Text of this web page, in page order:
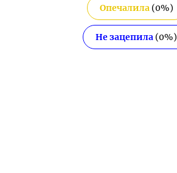
Опечалила(0%)
Не зацепила (0%)